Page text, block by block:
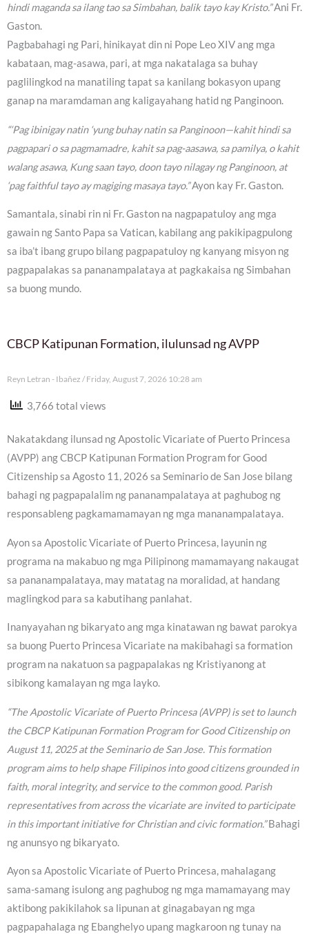
hindi maganda sa ilang tao sa Simbahan, balik tayo kay Kristo.”Ani Fr.
Gaston.
Pagbabahagi ng Pari, hinikayat din ni Pope Leo XIV ang mga
kabataan, mag-asawa, pari, at mga nakatalaga sa buhay
paglilingkod na manatiling tapat sa kanilang bokasyon upang
ganap na maramdaman ang kaligayahang hatid ng Panginoon.
“‘Pag ibinigay natin ‘yung buhay natin sa Panginoon—kahit hindi sa
pagpapari o sa pagmamadre, kahit sa pag-aasawa, sa pamilya, o kahit
walang asawa, Kung saan tayo, doon tayo nilagay ng Panginoon, at
‘pag faithful tayo ay magiging masaya tayo.”Ayon kay Fr. Gaston.
Samantala, sinabi rin ni Fr. Gaston na nagpapatuloy ang mga
gawain ng Santo Papa sa Vatican, kabilang ang pakikipagpulong
sa iba’t ibang grupo bilang pagpapatuloy ng kanyang misyon ng
pagpapalakas sa pananampalataya at pagkakaisa ng Simbahan
sa buong mundo.
CBCP Katipunan Formation, ilulunsad ng AVPP
Reyn Letran - Ibañez Friday, August 7, 2026 10:28 am
3,766 total views
Nakatakdang ilunsad ng Apostolic Vicariate of Puerto Princesa
(AVPP) ang CBCP Katipunan Formation Program for Good
Citizenship sa Agosto 11, 2026 sa Seminario de San Jose bilang
bahagi ng pagpapalalim ng pananampalataya at paghubog ng
responsableng pagkamamamayan ng mga mananampalataya.
Ayon sa Apostolic Vicariate of Puerto Princesa, layunin ng
programa na makabuo ng mga Pilipinong mamamayang nakaugat
sa pananampalataya, may matatag na moralidad, at handang
maglingkod para sa kabutihang panlahat.
Inanyayahan ng bikaryato ang mga kinatawan ng bawat parokya
sa buong Puerto Princesa Vicariate na makibahagi sa formation
program na nakatuon sa pagpapalakas ng Kristiyanong at
sibikong kamalayan ng mga layko.
“The Apostolic Vicariate of Puerto Princesa (AVPP) is set to launch
the CBCP Katipunan Formation Program for Good Citizenship on
August 11, 2025 at the Seminario de San Jose. This formation
program aims to help shape Filipinos into good citizens grounded in
faith, moral integrity, and service to the common good. Parish
representatives from across the vicariate are invited to participate
in this important initiative for Christian and civic formation.”Bahagi
ng anunsyo ng bikaryato.
Ayon sa Apostolic Vicariate of Puerto Princesa, mahalagang
sama-samang isulong ang paghubog ng mga mamamayang may
aktibong pakikilahok sa lipunan at ginagabayan ng mga
pagpapahalaga ng Ebanghelyo upang magkaroon ng tunay na